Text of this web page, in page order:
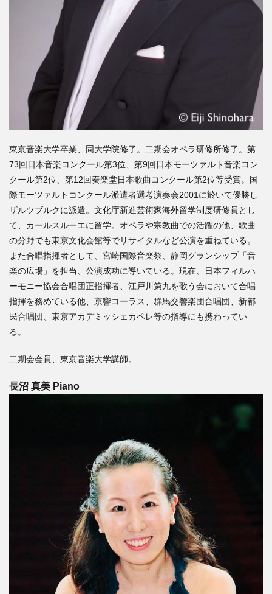
東京音楽大学卒業、同大学院修了。二期会オペラ研修所修了。第
73回日本音楽コンクール第3位、第9回日本モーツァルト音楽コン
クール第2位、第12回奏楽堂日本歌曲コンクール第2位等受賞。国
際モーツァルトコンクール派遣者選考演奏会2001に於いて優勝し
ザルツブルクに派遣。文化庁新進芸術家海外留学制度研修員とし
て、カールスルーエに留学。オペラや宗教曲での活躍の他、歌曲
の分野でも東京文化会館等でリサイタルなど公演を重ねている。
また合唱指揮者として、宮崎国際音楽祭、静岡グランシップ「音
楽の広場」を担当、公演成功に導いている。現在、日本フィルハ
ーモニー協会合唱団正指揮者、江戸川第九を歌う会において合唱
指揮を務めている他、京響コーラス、群馬交響楽団合唱団、新都
民合唱団、東京アカデミッシェカペレ等の指導にも携わってい
る。
二期会会員、東京音楽大学講師。
長沼 真美 Piano